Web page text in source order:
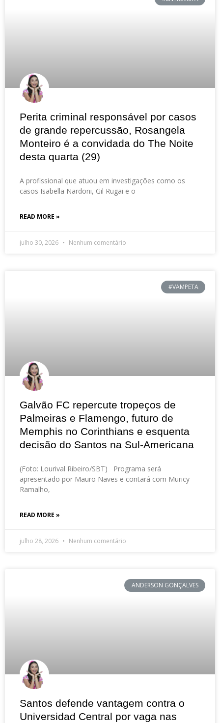
Perita criminal responsável por casos
de grande repercussão, Rosangela
Monteiro é a convidada do The Noite
desta quarta (29)
A profissional que atuou em investigações como os
casos Isabella Nardoni, Gil Rugai e o
READ MORE »
julho 30, 2026 Nenhum comentário
#VAMPETA
Galvão FC repercute tropeços de
Palmeiras e Flamengo, futuro de
Memphis no Corinthians e esquenta
decisão do Santos na Sul-Americana
(Foto: Lourival Ribeiro/SBT) Programa será
apresentado por Mauro Naves e contará com Muricy
Ramalho,
READ MORE »
julho 28, 2026 Nenhum comentário
ANDERSON GONÇALVES
Santos defende vantagem contra o
Universidad Central por vaga nas